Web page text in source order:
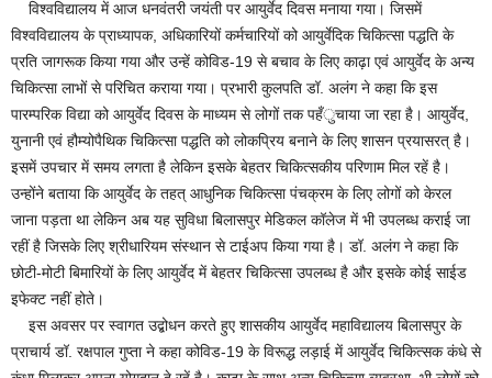
विश्वविद्यालय में आज धनवंतरी जयंती पर आयुर्वेद दिवस मनाया गया। जिसमें
विश्वविद्यालय के प्राध्यापक, अधिकारियों कर्मचारियों को आयुर्वेदिक चिकित्सा पद्धति के
प्रति जागरूक किया गया और उन्हें कोविड-19 से बचाव के लिए काढ़ा एवं आयुर्वेद के अन्य
चिकित्सा लाभों से परिचित कराया गया। प्रभारी कुलपति डॉ. अलंग ने कहा कि इस
पारम्परिक विद्या को आयुर्वेद दिवस के माध्यम से लोगों तक पहँुचाया जा रहा है। आयुर्वेद,
युनानी एवं हौम्योपैथिक चिकित्सा पद्धति को लोकप्रिय बनाने के लिए शासन प्रयासरत् है।
इसमें उपचार में समय लगता है लेकिन इसके बेहतर चिकित्सकीय परिणाम मिल रहें है।
उन्होंने बताया कि आयुर्वेद के तहत् आधुनिक चिकित्सा पंचक्रम के लिए लोगों को केरल
जाना पड़ता था लेकिन अब यह सुविधा बिलासपुर मेडिकल कॉलेज में भी उपलब्ध कराई जा
रहीं है जिसके लिए श्रीधारियम संस्थान से टाईअप किया गया है। डॉ. अलंग ने कहा कि
छोटी-मोटी बिमारियों के लिए आयुर्वेद में बेहतर चिकित्सा उपलब्ध है और इसके कोई साईड
इफेक्ट नहीं होते।
इस अवसर पर स्वागत उद्बोधन करते हुए शासकीय आयुर्वेद महाविद्यालय बिलासपुर के
प्राचार्य डॉ. रक्षपाल गुप्ता ने कहा कोविड-19 के विरूद्ध लड़ाई में आयुर्वेद चिकित्सक कंधे से